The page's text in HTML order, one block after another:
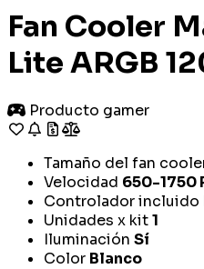
Fan Cooler
Lite ARGB
Producto gamer
Tamaño del fan
Velocidad 650-1750
Controlador incluido
Unidades x kit1
Iluminación Sí
Color Blanco